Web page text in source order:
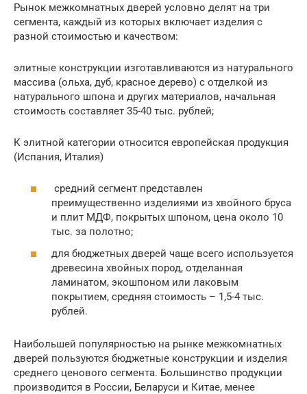
Рынок межкомнатных дверей условно делят на три
сегмента, каждый из которых включает изделия с
разной стоимостью и качеством:
элитные конструкции изготавливаются из натурального
массива (ольха, дуб, красное дерево) с отделкой из
натурального шпона и других материалов, начальная
стоимость составляет 35-40 тыс. рублей;
К элитной категории относится европейская продукция
(Испания, Италия)
средний сегмент представлен
преимущественно изделиями из хвойного бруса
и плит МДФ, покрытых шпоном, цена около 10
тыс. за полотно;
для бюджетных дверей чаще всего используется
древесина хвойных пород, отделанная
ламинатом, экошпоном или лаковым
покрытием, средняя стоимость – 1,5-4 тыс.
рублей.
Наибольшей популярностью на рынке межкомнатных
дверей пользуются бюджетные конструкции и изделия
среднего ценового сегмента. Большинство продукции
производится в России, Беларуси и Китае, менее